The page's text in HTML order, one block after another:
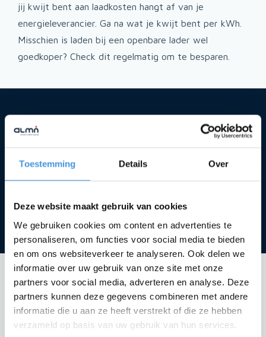
Toestemming Details Over
Deze website maakt gebruik van cookies
We gebruiken cookies om content en advertenties te
personaliseren, om functies voor social media te bieden
en om ons websiteverkeer te analyseren. Ook delen we
informatie over uw gebruik van onze site met onze
partners voor social media, adverteren en analyse. Deze
partners kunnen deze gegevens combineren met andere
informatie die u aan ze heeft verstrekt of die ze hebben
verzameld op basis van uw gebruik van hun services.
jij kwijt bent aan laadkosten hangt af van je
energieleverancier. Ga na wat je kwijt bent per kWh.
Misschien is laden bij een openbare lader wel
goedkoper? Check dit regelmatig om te besparen.
Kan ik een elektrische
Natuurlijk! Interessante elektrische modellen hebben
op onze site staat? Neem contact op. Voor jou maken
we een offerte op maat.